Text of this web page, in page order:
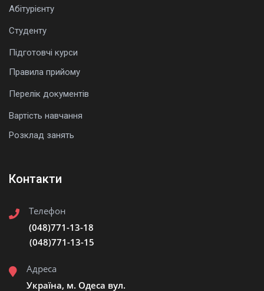
Абітурієнту
Студенту
Підготовчі курси
Правила прийому
Перелік документів
Вартість навчання
Розклад занять
Контакти
Телефон
(048)771-13-18
(048)771-13-15
Адреса
Україна, м. Одеса вул.